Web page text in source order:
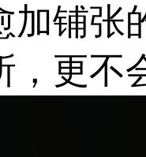
加铺张
，更不